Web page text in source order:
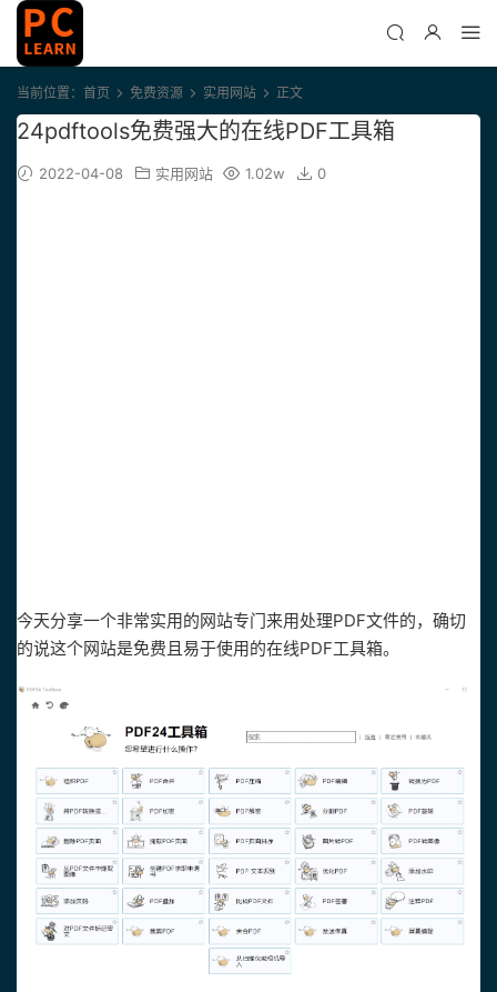
当前位置： 首页 免费资源 实用网站 正文
24pdftools免费强大的在线PDF工具箱
2022-04-08 实用网站 1.02w 0
今天分享一个非常实用的网站专门来用处理PDF文件的，确切
的说这个网站是免费且易于使用的在线PDF工具箱。